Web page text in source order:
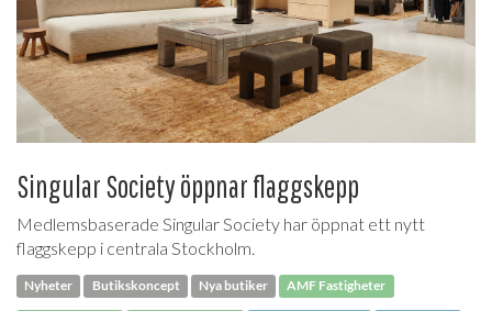
Singular Society öppnar flaggskepp
Medlemsbaserade Singular Society har öppnat ett nytt
flaggskepp i centrala Stockholm.
Nyheter Butikskoncept Nya butiker AMF Fastigheter